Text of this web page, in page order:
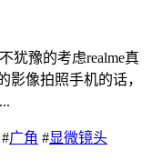
犹豫的考虑realme真
影像拍照手机的话，
#广角 #显微镜头